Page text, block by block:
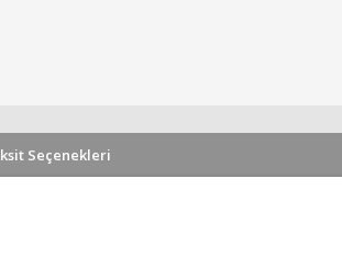
Seçenekleri